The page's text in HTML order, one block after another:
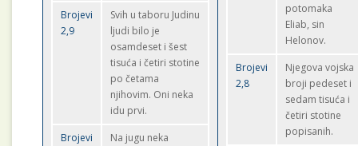
Brojevi
2,9
Svih u taboru Judinu
ljudi bilo je
osamdeset i šest
tisuća i četiri stotine
po četama
njihovim. Oni neka
idu prvi.
Brojevi
Na jugu neka
potomaka
Eliab, sin
Helonov.
Brojevi
2,8
Njegova vojska
broji pedeset i
sedam tisuća i
četiri stotine
popisanih.